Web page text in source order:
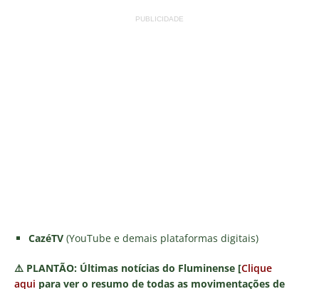
PUBLICIDADE
CazéTV (YouTube e demais plataformas digitais)
⚠️ PLANTÃO: Últimas notícias do Fluminense [Clique
aqui para ver o resumo de todas as movimentações de